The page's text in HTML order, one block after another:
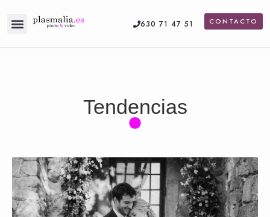
630 71 47 51 CONTACTO
Tendencias